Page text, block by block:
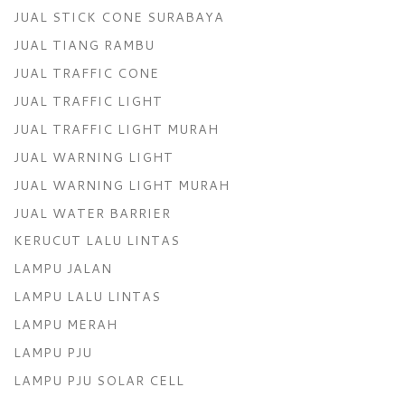
JUAL STICK CONE SURABAYA
JUAL TIANG RAMBU
JUAL TRAFFIC CONE
JUAL TRAFFIC LIGHT
JUAL TRAFFIC LIGHT MURAH
JUAL WARNING LIGHT
JUAL WARNING LIGHT MURAH
JUAL WATER BARRIER
KERUCUT LALU LINTAS
LAMPU JALAN
LAMPU LALU LINTAS
LAMPU MERAH
LAMPU PJU
LAMPU PJU SOLAR CELL